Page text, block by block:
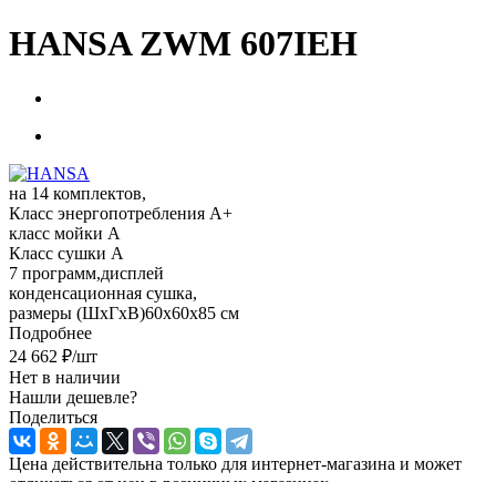
HANSA ZWM 607IEH
на 14 комплектов,
Класс энергопотребления A+
класс мойки A
Класс сушки A
7 программ,дисплей
конденсационная сушка,
размеры (ШxГxВ)60x60x85 см
Подробнее
24 662 ₽/шт
Нет в наличии
Нашли дешевле?
Поделиться
Цена действительна только для интернет-магазина и может